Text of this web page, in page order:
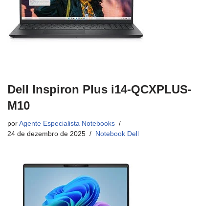
Dell Inspiron Plus i14-QCXPLUS-
M10
por Agente Especialista Notebooks
24 de dezembro de 2025
Notebook Dell